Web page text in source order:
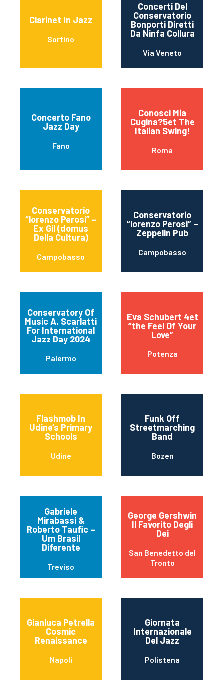
Clarinet In Jazz
Sortino
Concerti Del
Conservatorio
Bonporti Diretti
Da Ninfa Collura
Via Veneto
Concerto Fano
Jazz Day
Fano
Conosci Mia
Cugina?5et The
Italian Swing!
Roma
Conservatorio
“lorenzo Perosi” –
Ex Gil (domus
Della Cultura)
Campobasso
Conservatorio
“lorenzo Perosi” –
Zeppelin Pub
Campobasso
Conservatory Of
Music A. Scarlatti
For International
Jazz Day 2024
Palermo
Eva Schubert 4et
“the Feel Of Your
Love”
Potenza
Flashmob In
Udine’s Primary
Schools
Udine
Funk Off
Streetmarching
Band
Bozen
Gabriele
Mirabassi &
Roberto Taufic –
Um Brasil
Diferente
Treviso
George Gershwin
Il Favorito Degli
Dei
San Benedetto del
Tronto
Gianluca Petrella
Cosmic
Renaissance
Napoli
Giornata
Internazionale
Del Jazz
Polistena